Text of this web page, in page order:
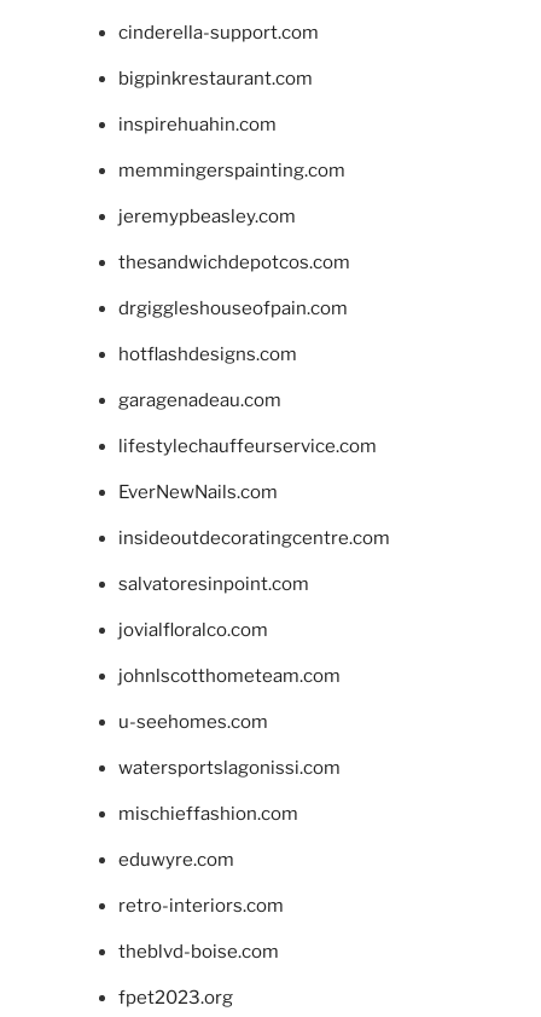
cinderella-support.com
bigpinkrestaurant.com
inspirehuahin.com
memmingerspainting.com
jeremypbeasley.com
thesandwichdepotcos.com
drgiggleshouseofpain.com
hotflashdesigns.com
garagenadeau.com
lifestylechauffeurservice.com
EverNewNails.com
insideoutdecoratingcentre.com
salvatoresinpoint.com
jovialfloralco.com
johnlscotthometeam.com
u-seehomes.com
watersportslagonissi.com
mischieffashion.com
eduwyre.com
retro-interiors.com
theblvd-boise.com
fpet2023.org